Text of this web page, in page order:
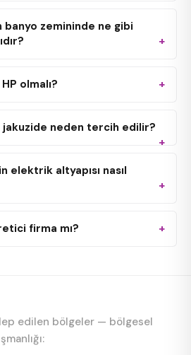
banyo zemininde ne gibi
olmalı?
jakuzide neden tercih edilir?
elektrik altyapısı nasıl
firma mı?
edilen bölgeler — bölgesel